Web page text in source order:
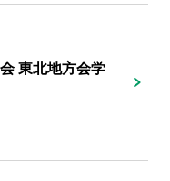
東北地方会学